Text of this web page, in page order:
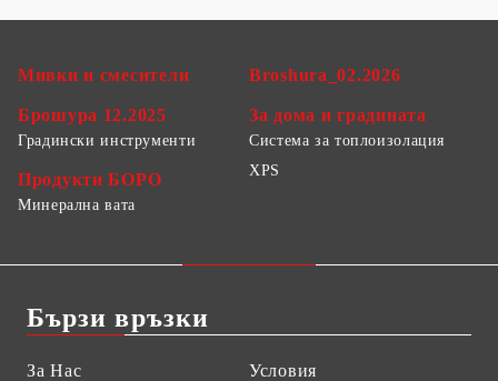
Мивки и смесители
Брошура 12.2025
Broshura_02.2026
За дома и градината
Градински инструменти
Продукти БОРО
Система за топлоизолация
XPS
Минерална вата
Бързи връзки
За Нас
Условия